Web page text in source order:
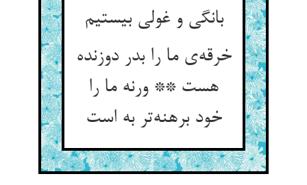
بانگی و غولی بیستیم
خرقه‌ی ما را بدر دوزنده
هست ** ورنه ما را
خود برهنه‌تر به است